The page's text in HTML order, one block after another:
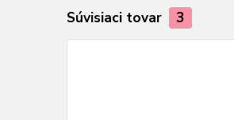
Súvisiaci tovar 3